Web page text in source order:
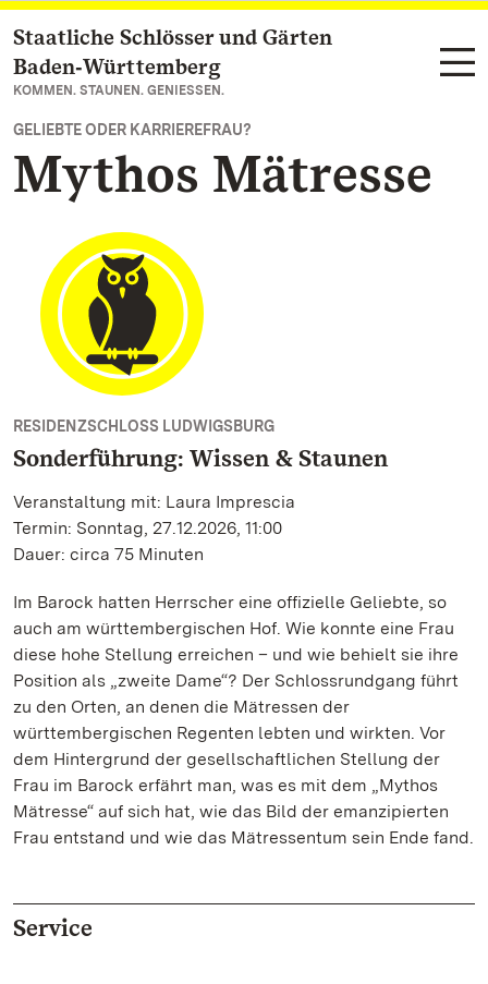
Zum Hauptinhalt springen
Staatliche Schlösser und Gärten
Baden‑Württemberg
KOMMEN. STAUNEN. GENIESSEN.
GELIEBTE ODER KARRIEREFRAU?
Mythos Mätresse
RESIDENZSCHLOSS LUDWIGSBURG
Sonderführung: Wissen & Staunen
Veranstaltung mit: Laura Imprescia
Termin: Sonntag, 27.12.2026, 11:00
Dauer: circa 75 Minuten
Im Barock hatten Herrscher eine offizielle Geliebte, so
auch am württembergischen Hof. Wie konnte eine Frau
diese hohe Stellung erreichen – und wie behielt sie ihre
Position als „zweite Dame“? Der Schlossrundgang führt
zu den Orten, an denen die Mätressen der
württembergischen Regenten lebten und wirkten. Vor
dem Hintergrund der gesellschaftlichen Stellung der
Frau im Barock erfährt man, was es mit dem „Mythos
Mätresse“ auf sich hat, wie das Bild der emanzipierten
Frau entstand und wie das Mätressentum sein Ende fand.
Service